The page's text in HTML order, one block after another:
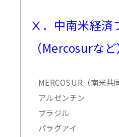
Ⅹ．中南米経済
（Mercosurなど
MERCOSUR（南米共
アルゼンチン
ブラジル
パラグアイ